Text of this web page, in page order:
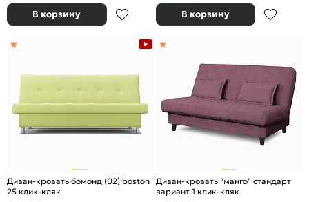
В корзину В корзину
Диван-кровать бомонд (02) boston
25 клик-кляк
Диван-кровать "манго" стандарт
вариант 1 клик-кляк